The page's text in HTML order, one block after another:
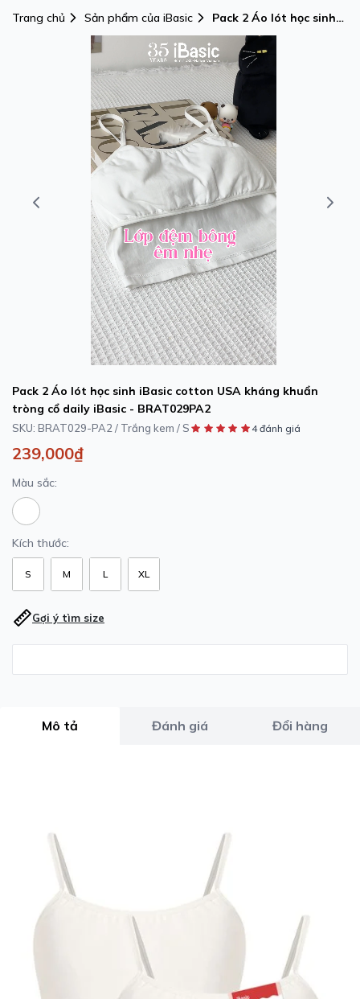
Trang chủ Sản phẩm của iBasic
Pack 2 Áo lót học sinh
iBasic cotton USA
kháng khuẩn tròng cổ
daily iBasic -
BRAT029PA2
Pack 2 Áo lót học sinh iBasic cotton USA kháng khuẩn
tròng cổ daily iBasic - BRAT029PA2
SKU: BRAT029-PA2 / Trắng kem / S 4 đánh giá
239,000₫
Màu sắc:
Kích thước:
S M L XL
Gợi ý tìm size
Mô tả Đánh giá Đổi hàng